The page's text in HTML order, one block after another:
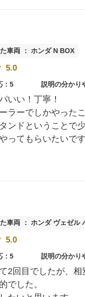
車両 ： ホンダ N BOX
5.0
：5 説明の分かり
いい！丁寧！
ラーでしかやった
ンドということで
ってもらいたいです
車両 ： ホンダ ヴェゼル
5.0
：5 説明の分かり
2回目でしたが、相
でした。